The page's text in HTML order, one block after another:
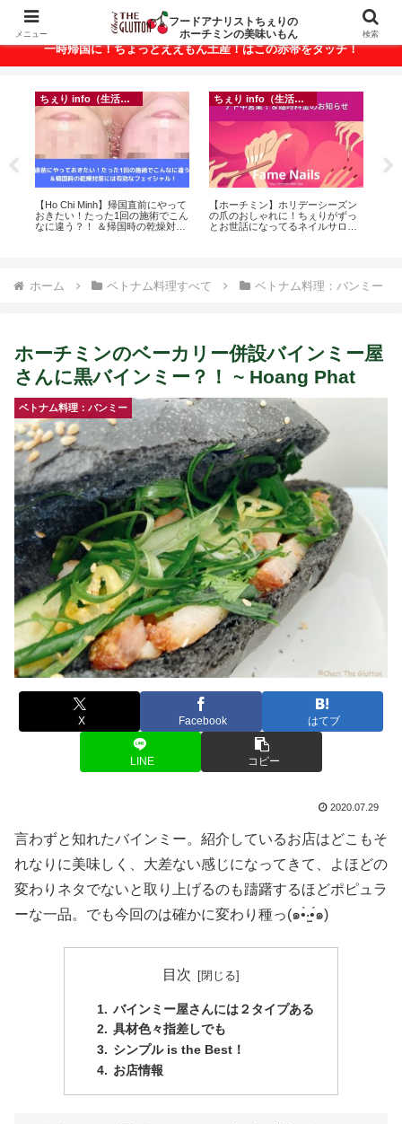
ベトナム・ホーチミンの美味いもんが満載！
一時帰国に！ちょっとええもん土産！はこの赤帯をタッチ！
ちぇり info（生活情報）
【Ho Chi Minh】帰国直前にやって
おきたい！たった1回の施術でこん
なに違う？！ ＆帰国時の乾燥対策
ちぇり info（生活情報）
【ホーチミン】ホリデーシーズン
の爪のおしゃれに！ちぇりがずっ
とお世話になってるネイルサロン
ホーム ベトナム料理すべて ベトナム料理：バンミー
ホーチミンのベーカリー併設バインミー屋
さんに黒バインミー？！ ~ Hoang Phat
ベトナム料理：バンミー
X Facebook はてブ
LINE コピー
2020.07.29
言わずと知れたバインミー。紹介しているお店はどこもそ
れなりに美味しく、大差ない感じになってきて、よほどの
変わりネタでないと取り上げるのも躊躇するほどポピュラ
ーな一品。でも今回のは確かに変わり種っ(๑•̀‧̫•́๑)
目次
バインミー屋さんには２タイプある
具材色々指差しでも
シンプル is the Best！
お店情報
メニュー
フードアナリストちぇりの
ホーチミンの美味いもん
検索